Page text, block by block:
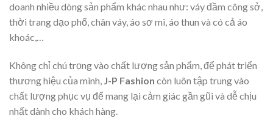
doanh nhiều dòng sản phẩm khác nhau như: váy đầm công sở,
thời trang dạo phố, chân váy, áo sơ mi, áo thun và có cả áo
khoác,…
Không chỉ chú trọng vào chất lượng sản phẩm, để phát triển
thương hiệu của mình, J-P Fashion còn luôn tập trung vào
chất lượng phục vụ để mang lại cảm giác gần gũi và dễ chịu
nhất dành cho khách hàng.